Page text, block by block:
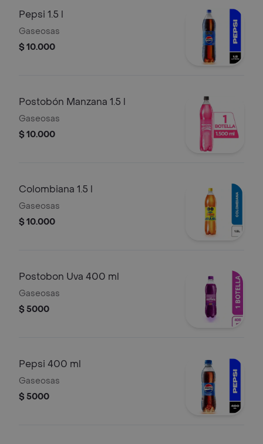
Pepsi 1.5 l
Gaseosas
$ 10.000
Postobón Manzana 1.5 l
Gaseosas
$ 10.000
Colombiana 1.5 l
Gaseosas
$ 10.000
Postobon Uva 400 ml
Gaseosas
$ 5000
Pepsi 400 ml
Gaseosas
$ 5000